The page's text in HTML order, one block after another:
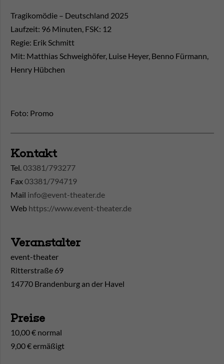
Tragikomödie – Deutschland 2025
Laufzeit: 96 Minuten, FSK: 12
Regie: Erik Schmitt
Mit: Matthias Schweighöfer, Luise Heyer, Benno Fürmann,
Henry Hübchen
Foto: Promo
Kontakt
Tel.03381/793277
Fax03381/794719
Mail info@event-theater.de
Web https://www.event-theater.de
Veranstalter
event-theater
Ritterstraße 69
14770 Brandenburg an der Havel
Preise
10,00 € normal
9,00 € ermäßigt